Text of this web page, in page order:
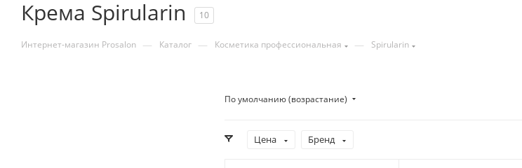
Крема Spirularin 10
Интернет-магазин Prosalon — Каталог — Косметика профессиональная — Spirularin
По умолчанию (возрастание)
Цена Бренд